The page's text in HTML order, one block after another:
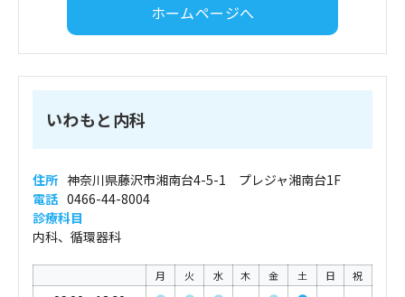
ホームページへ
いわもと内科
住所 神奈川県藤沢市湘南台4-5-1 プレジャ湘南台1F
電話 0466-44-8004
診療科目
内科、循環器科
月 火 水 木 金 土 日 祝